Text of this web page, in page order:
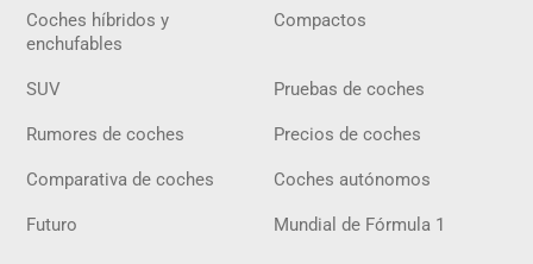
Coches híbridos y
enchufables
Compactos
SUV Pruebas de coches
Rumores de coches Precios de coches
Comparativa de coches Coches autónomos
Futuro Mundial de Fórmula 1